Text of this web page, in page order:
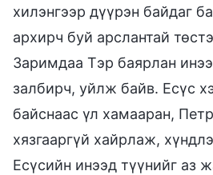
хилэнгээр дүүрэн байдаг
архирч буй арслантай
Заримдаа Тэр баярлан
залбирч, уйлж байв. Есүс
байснаас үл хамааран,
хязгааргүй хайрлаж,
Есүсийн инээд түүнийг аз